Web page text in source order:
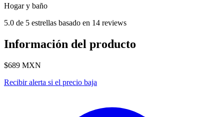
Hogar y baño
5.0 de 5 estrellas basado en 14 reviews
Información del producto
$689 MXN
Recibir alerta si el precio baja